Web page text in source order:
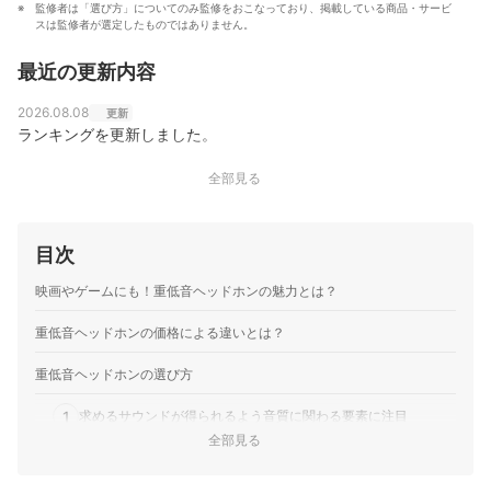
持っている。 その後、2023年にmybestへ入社し、豊富
な知識を活かしてオーディオ・ビジュアル機器のガイド
ットーに、ユーザーに寄り添った企画・コンテンツ制作
監修者は「選び方」についてのみ監修をおこなっており、掲載している商品・サービ
スは監修者が選定したものではありません。
最近の更新内容
2026.08.08 更新
ランキングを更新しました。
全部見る
目次
映画やゲームにも！重低音ヘッドホンの魅力とは？
重低音ヘッドホンの価格による違いとは？
重低音ヘッドホンの選び方
1 求めるサウンドが得られるよう音質に関わる要素に注目
全部見る